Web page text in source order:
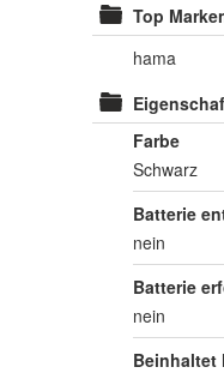
Top
hama
Farbe
Schwarz
Batterie
nein
Batterie
nein
Beinhaltet